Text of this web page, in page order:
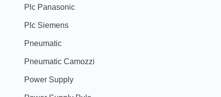
Plc Panasonic
Plc Siemens
Pneumatic
Pneumatic Camozzi
Power Supply